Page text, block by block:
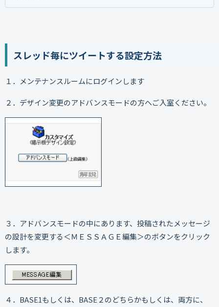
スレッド毎にツイートする設定方法
１．メンテナンスルームにログインします
２．デザイン変更のアドバンスモードの方へご入室ください。
３．アドバンスモードの中にあります、投稿されたメッセージ
の設計を変更する＜ＭＥＳＳＡＧＥ編集＞のボタンをクリック
します。
４．BASE1もしくは、BASE２のどちらかもしくは、両方に、